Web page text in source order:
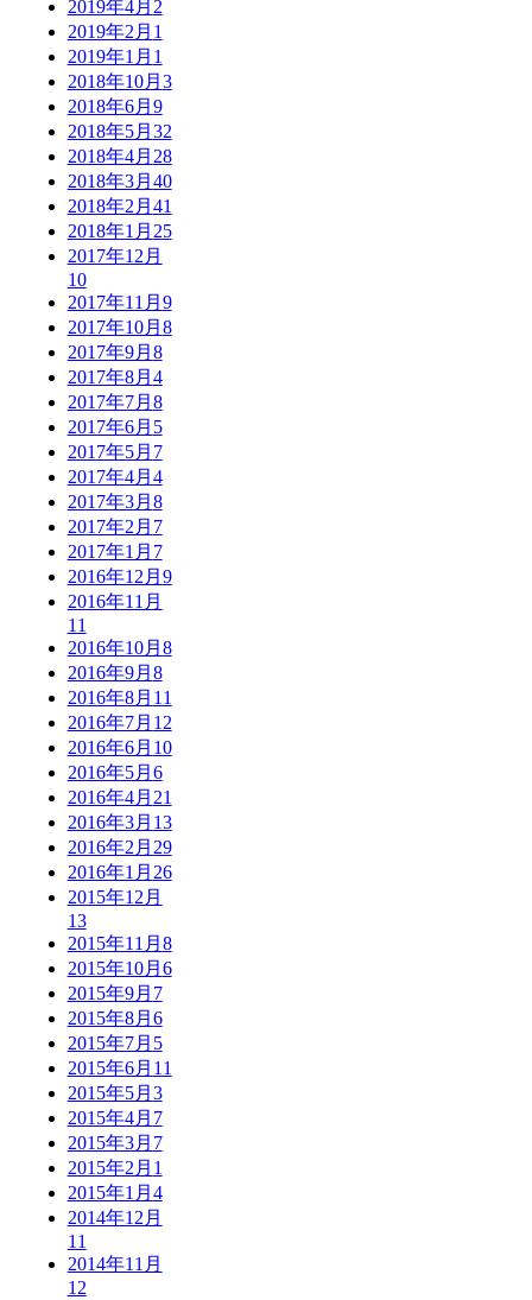
2019年4月 2
2019年2月 1
2019年1月 1
2018年10月 3
2018年6月 9
2018年5月 32
2018年4月 28
2018年3月 40
2018年2月 41
2018年1月 25
2017年12月
10
2017年11月 9
2017年10月 8
2017年9月 8
2017年8月 4
2017年7月 8
2017年6月 5
2017年5月 7
2017年4月 4
2017年3月 8
2017年2月 7
2017年1月 7
2016年12月 9
2016年11月
11
2016年10月 8
2016年9月 8
2016年8月 11
2016年7月 12
2016年6月 10
2016年5月 6
2016年4月 21
2016年3月 13
2016年2月 29
2016年1月 26
2015年12月
13
2015年11月 8
2015年10月 6
2015年9月 7
2015年8月 6
2015年7月 5
2015年6月 11
2015年5月 3
2015年4月 7
2015年3月 7
2015年2月 1
2015年1月 4
2014年12月
11
2014年11月
12